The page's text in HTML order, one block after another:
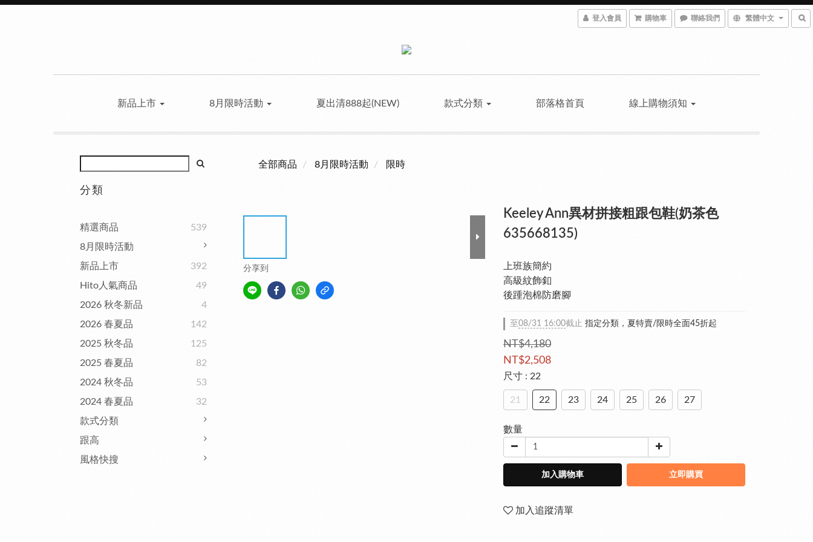
登入會員 購物車 聯絡我們 繁體中文
新品上市 8月限時活動 夏出清888起(NEW) 款式分類 部落格首頁 線上購物須知
分類
精選商品
539
8月限時活動
新品上市
392
Hito人氣商品
49
2026 秋冬新品
4
2026 春夏品
142
2025 秋冬品
125
2025 春夏品
82
2024 秋冬品
53
2024 春夏品
32
款式分類
跟高
風格快搜
全部商品 8月限時活動 限時
分享到
Keeley Ann異材拼接粗跟包鞋(奶茶色
635668135)
上班族簡約
高級紋飾釦
後踵泡棉防磨腳
至08/31 16:00截止 指定分類，夏特賣/限時全面45折起
NT$4,180
NT$2,508
尺寸 : 22
21 22 23 24 25 26 27
數量
加入購物車 立即購買
加入追蹤清單